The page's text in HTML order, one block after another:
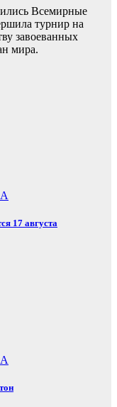
Всемирные
турнир на
завоеванных
мира.
17 августа